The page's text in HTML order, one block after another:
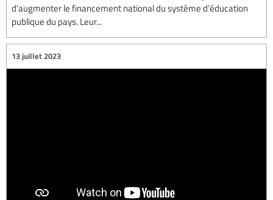
d’augmenter le financement national du système d’éducation
publique du pays. Leur...
13 juillet 2023